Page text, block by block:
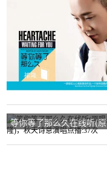
等你等了那么久在线听(原
唱是祁隆)，秋天诗意演唱